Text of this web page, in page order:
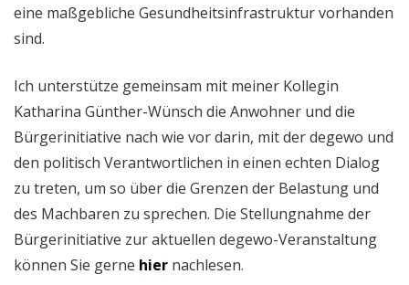
eine maßgebliche Gesundheitsinfrastruktur vorhanden
sind.
Ich unterstütze gemeinsam mit meiner Kollegin
Katharina Günther-Wünsch die Anwohner und die
Bürgerinitiative nach wie vor darin, mit der degewo und
den politisch Verantwortlichen in einen echten Dialog
zu treten, um so über die Grenzen der Belastung und
des Machbaren zu sprechen. Die Stellungnahme der
Bürgerinitiative zur aktuellen degewo-Veranstaltung
können Sie gerne hier nachlesen.